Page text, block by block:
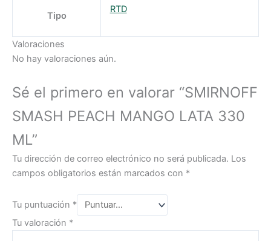
Tipo
RTD
Valoraciones
No hay valoraciones aún.
Sé el primero en valorar “SMIRNOFF
SMASH PEACH MANGO LATA 330
ML”
Tu dirección de correo electrónico no será publicada. Los
campos obligatorios están marcados con *
Tu puntuación *
Tu valoración *